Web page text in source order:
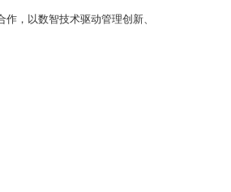
，以数智技术驱动管理创新、